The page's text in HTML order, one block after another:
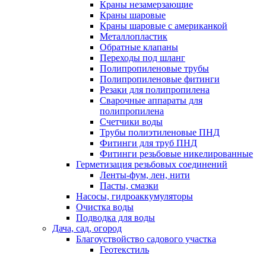
Краны незамерзающие
Краны шаровые
Краны шаровые с американкой
Металлопластик
Обратные клапаны
Переходы под шланг
Полипропиленовые трубы
Полипропиленовые фитинги
Резаки для полипропилена
Сварочные аппараты для
полипропилена
Счетчики воды
Трубы полиэтиленовые ПНД
Фитинги для труб ПНД
Фитинги резьбовые никелированные
Герметизация резьбовых соединений
Ленты-фум, лен, нити
Пасты, смазки
Насосы, гидроаккумуляторы
Очистка воды
Подводка для воды
Дача, сад, огород
Благоуствойство садового участка
Геотекстиль